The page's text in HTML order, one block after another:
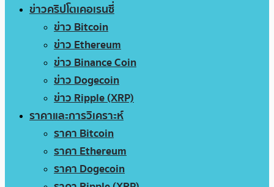
ข่าวคริปโตเคอเรนซี่
ข่าว Bitcoin
ข่าว Ethereum
ข่าว Binance Coin
ข่าว Dogecoin
ข่าว Ripple (XRP)
ราคาและการวิเคราะห์
ราคา Bitcoin
ราคา Ethereum
ราคา Dogecoin